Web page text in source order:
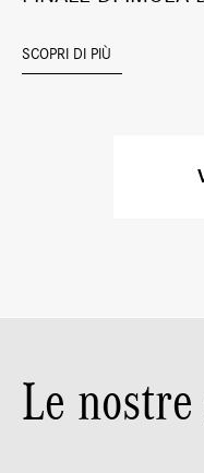
SCOPRI DI PIÙ
Le